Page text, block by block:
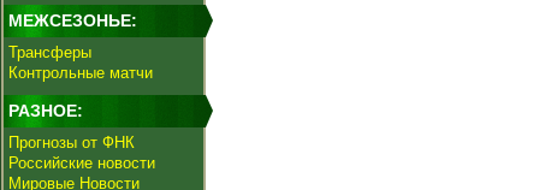
МЕЖСЕЗОНЬЕ:
Трансферы
Контрольные матчи
РАЗНОЕ:
Прогнозы от ФНК
Российские новости
Мировые Новости